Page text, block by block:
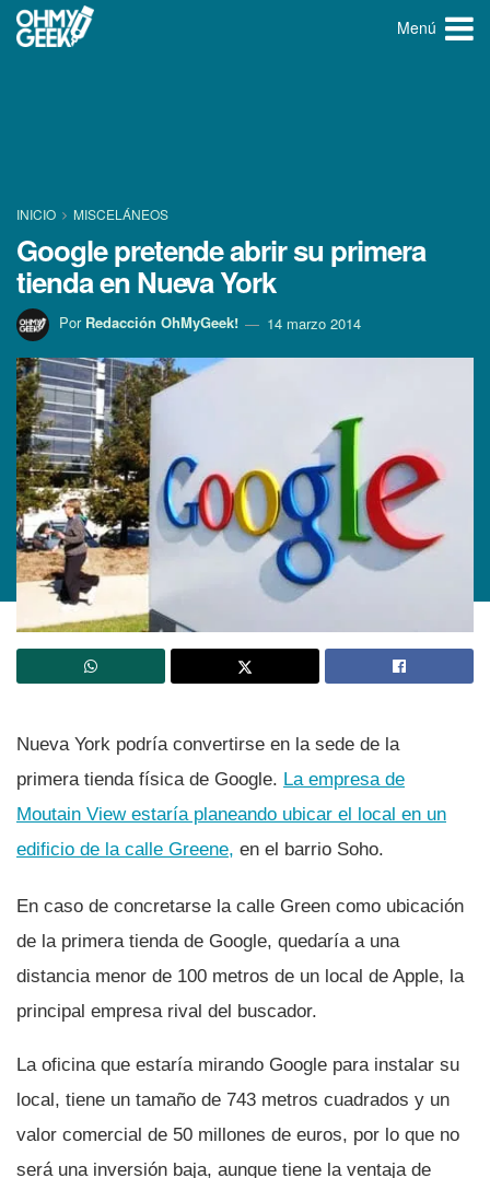
Menú
INICIO MISCELÁNEOS
Google pretende abrir su primera
tienda en Nueva York
Por Redacción OhMyGeek! 14 marzo 2014
Nueva York podrí­a convertirse en la sede de la
primera tienda fí­sica de Google. La empresa de
Moutain View estarí­a planeando ubicar el local en un
edificio de la calle Greene, en el barrio Soho.
En caso de concretarse la calle Green como ubicación
de la primera tienda de Google, quedarí­a a una
distancia menor de 100 metros de un local de Apple, la
principal empresa rival del buscador.
La oficina que estarí­a mirando Google para instalar su
local, tiene un tamaño de 743 metros cuadrados y un
valor comercial de 50 millones de euros, por lo que no
será una inversión baja, aunque tiene la ventaja de